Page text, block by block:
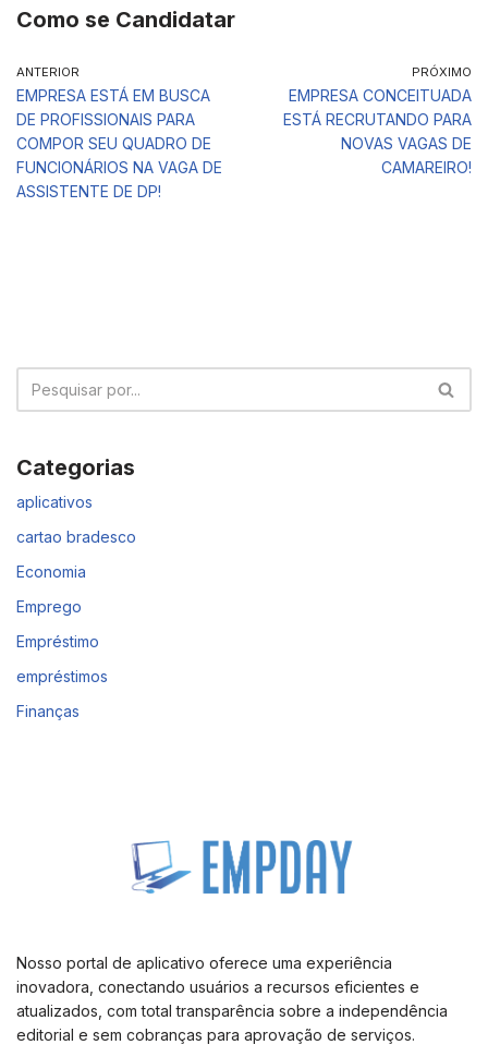
Como se Candidatar
ANTERIOR
EMPRESA ESTÁ EM BUSCA
DE PROFISSIONAIS PARA
COMPOR SEU QUADRO DE
FUNCIONÁRIOS NA VAGA DE
ASSISTENTE DE DP!
PRÓXIMO
EMPRESA CONCEITUADA
ESTÁ RECRUTANDO PARA
NOVAS VAGAS DE
CAMAREIRO!
Categorias
aplicativos
cartao bradesco
Economia
Emprego
Empréstimo
empréstimos
Finanças
Nosso portal de aplicativo oferece uma experiência
inovadora, conectando usuários a recursos eficientes e
atualizados, com total transparência sobre a independência
editorial e sem cobranças para aprovação de serviços.